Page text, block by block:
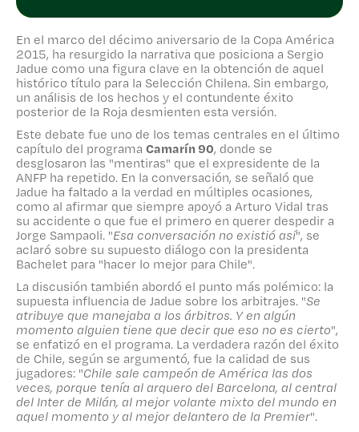
versión de Jadue es la obtención de laCopa
América Centenario 2016, cuyo noveno
aniversario se cumplió esta semana. Aquel
título, considerado incluso más difícil, se
ganó sin la presencia del dirigente, quien ya
se encontraba en Estados Unidos esperando
su sentencia como un delincuente confeso
por corrupción. Este triunfo demuestra que
el mérito fue de los jugadores, no de un
dirigente que, con sus dichos, solo les resta
mérito.
El análisis completo de este y otros temas ya
está disponible en el capítulo más reciente
deCamarín 90, que puedes encontrar en
nuestro canal de YouTube.
En el marco del décimo aniversario de la Copa América
2015, ha resurgido la narrativa que posiciona a Sergio
Jadue como una figura clave en la obtención de aquel
histórico título para la Selección Chilena. Sin embargo,
un análisis de los hechos y el contundente éxito
posterior de la Roja desmienten esta versión.
Este debate fue uno de los temas centrales en el último
capítulo del programa Camarín 90, donde se
desglosaron las "mentiras" que el expresidente de la
ANFP ha repetido. En la conversación, se señaló que
Jadue ha faltado a la verdad en múltiples ocasiones,
como al afirmar que siempre apoyó a Arturo Vidal tras
su accidente o que fue el primero en querer despedir a
Jorge Sampaoli. "Esa conversación no existió así", se
aclaró sobre su supuesto diálogo con la presidenta
Bachelet para "hacer lo mejor para Chile".
La discusión también abordó el punto más polémico: la
supuesta influencia de Jadue sobre los arbitrajes. "Se
atribuye que manejaba a los árbitros. Y en algún
momento alguien tiene que decir que eso no es cierto",
se enfatizó en el programa. La verdadera razón del éxito
de Chile, según se argumentó, fue la calidad de sus
jugadores: "Chile sale campeón de América las dos
veces, porque tenía al arquero del Barcelona, al central
del Inter de Milán, al mejor volante mixto del mundo en
aquel momento y al mejor delantero de la Premier".